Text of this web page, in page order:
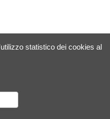
statistico dei cookies al